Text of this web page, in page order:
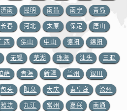
山东省济南市历下区经十路11111号华润中心写字楼（万象城）15层1508室积家售后服务中心（需提前预约）
山东省济宁市任城区太白楼路积家售后服务中心（需提前预约）
山东省莱芜市文化南路8号银座商城名表维修一楼名表维修积家售后服务中心（需提前预约）
山东省临沂市兰山区解放路积家售后服务中心（需提前预约）
山东省日照市东港区烟台路积家售后服务中心（需提前预约）
山东省泰安市泰山区财源街道泰山大街积家售后服务中心（需提前预约）
山东省威海市环翠区新威海路89号振华商厦一楼名表维修积家售后服务中心（需提前预约）
山东省潍坊市奎文区东风东街积家售后服务中心（需提前预约）
济南 昆明 南昌 南宁 青岛
长春 河北 太原 保定 唐山
西 佛山 中山 德阳 绵阳
无锡 芜湖 珠海 汕头 三亚
萨 青海 新疆 兰州 银川
包头 阳泉 大庆 秦皇岛 沧州
潍坊 九江 常州 嘉兴 南通